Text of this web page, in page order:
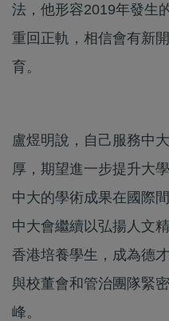
法，他形容2019年發生
重回正軌，相信會有新
育。
盧煜明說，自己服務中
厚，期望進一步提升大
中大的學術成果在國際
中大會繼續以弘揚人文
香港培養學生，成為德
與校董會和管治團隊緊
峰。